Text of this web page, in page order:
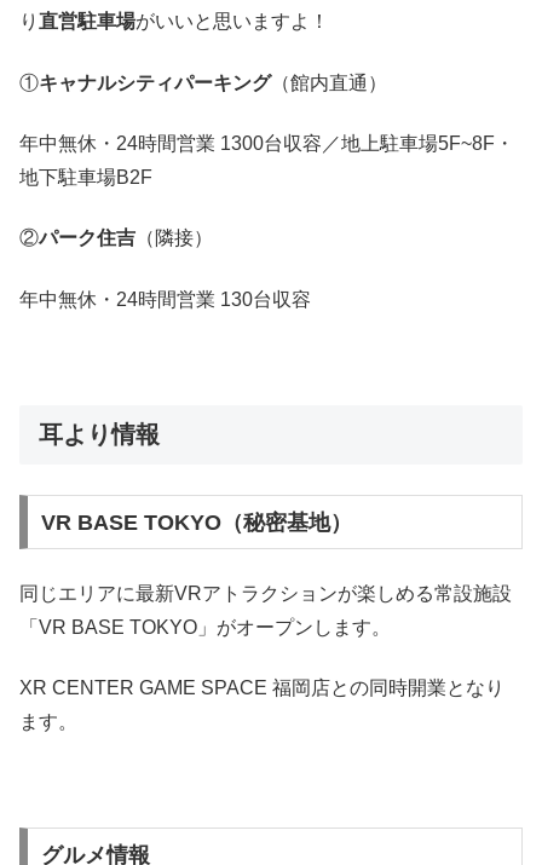
り 直営駐車場がいいと思いますよ！
①キャナルシティパーキング（館内直通）
年中無休・24時間営業 1300台収容／地上駐車場5F~8F・
地下駐車場B2F
②パーク住吉 （隣接）
年中無休・24時間営業 130台収容
耳より情報
VR BASE TOKYO（秘密基地）
同じエリアに最新VRアトラクションが楽しめる常設施設
「VR BASE TOKYO」がオープンします。
XR CENTER GAME SPACE 福岡店との同時開業となり
ます。
グルメ情報